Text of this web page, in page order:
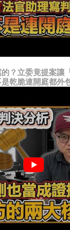
？立委竟提案讓
乾脆連開庭都外